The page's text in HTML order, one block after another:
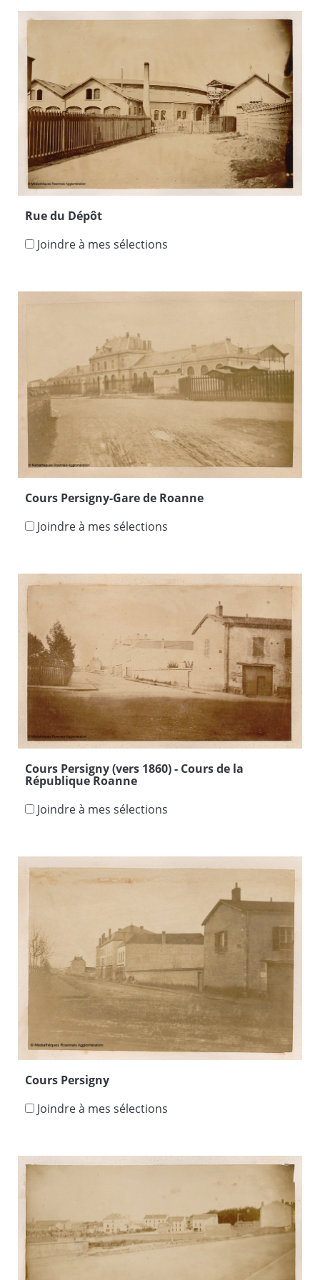
Rue du Dépôt
Joindre à mes sélections
Cours Persigny-Gare de Roanne
Joindre à mes sélections
Cours Persigny (vers 1860) - Cours de la
République Roanne
Joindre à mes sélections
Cours Persigny
Joindre à mes sélections